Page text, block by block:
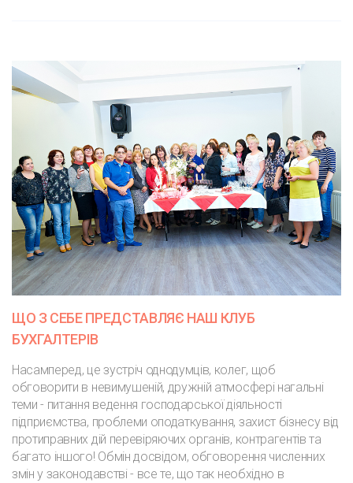
ЩО З СЕБЕ ПРЕДСТАВЛЯЄ НАШ КЛУБ
БУХГАЛТЕРІВ
Насамперед, це зустріч однодумців, колег, щоб
обговорити в невимушеній, дружній атмосфері нагальні
теми - питання ведення господарської діяльності
підприємства, проблеми оподаткування, захист бізнесу від
протиправних дій перевіряючих органів, контрагентів та
багато іншого! Обмін досвідом, обговорення численних
змін у законодавстві - все те, що так необхідно в